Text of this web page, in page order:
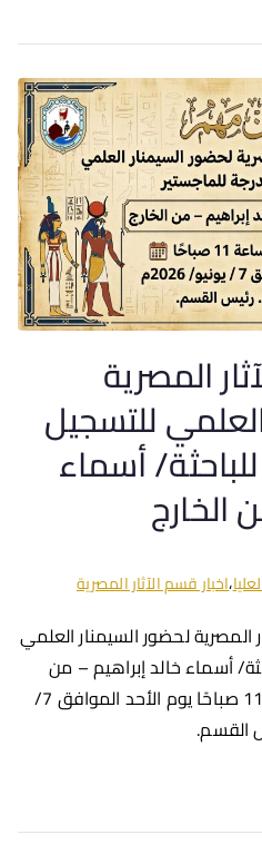
المصرية
للتسجيل
أسماء
الخارج
،اخبار قسم الآثار المصرية
لحضور السيمنار العلمي
أسماء خالد إبراهيم – من
الخارج، وذلك في تمام الساعة 11 صباحًا يوم الأحد الموافق 7/